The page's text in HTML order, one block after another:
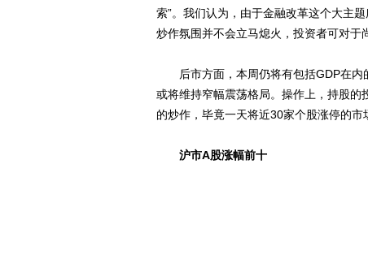
索”。我们认为，由于金融改革这个大主
炒作氛围并不会立马熄火，投资者可对于
后市方面，本周仍将有包括GDP在内
或将维持窄幅震荡格局。操作上，持股
的炒作，毕竟一天将近30家个股涨停的市
沪市A股涨幅前十